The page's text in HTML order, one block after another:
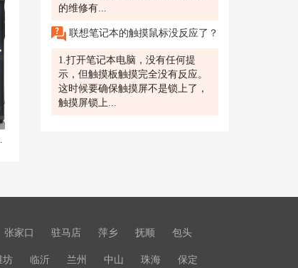
的维修有...
联想笔记本的触摸鼠标没反应了？
1.打开笔记本电脑，没有任何提
示，但触摸板触摸完全没有反应。
这时候要确保触摸屏不是锁上了，
触摸屏锁上...
张家口 驻马店 萍乡 抚顺 包头
坊 临沂 兰州 中山 珠海 保定